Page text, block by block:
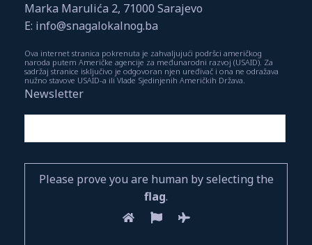
Marka Marulića 2, 71000 Sarajevo
E: info@snagalokalnog.ba
Ova internet stranica pokrenuta je zahvaljujući podršci američkog
naroda putem Američke agencije za međunarodni razvoj (USAID). Za
sadržaj stranice isključivo je odgovoran njen uređivač i ona ne odražava
nužno stavove USAID-a ili Vlade Sjedinjenih Američkih Država.
Newsletter
Please prove you are human by selecting the
flag.